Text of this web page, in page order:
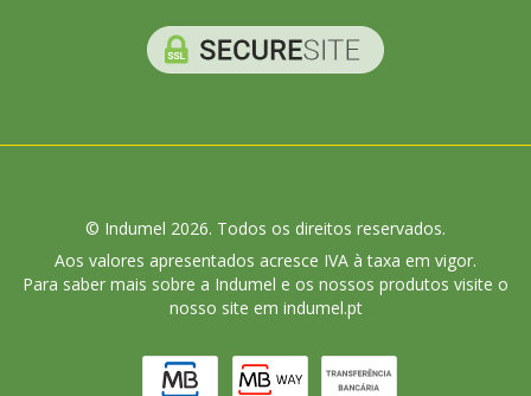
© Indumel 2026. Todos os direitos reservados.
Aos valores apresentados acresce IVA à taxa em vigor.
Para saber mais sobre a Indumel e os nossos produtos visite o
nosso site em indumel.pt